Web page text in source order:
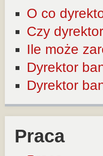
O co
Czy
Ile może
Dyrektor
Dyrektor
Praca